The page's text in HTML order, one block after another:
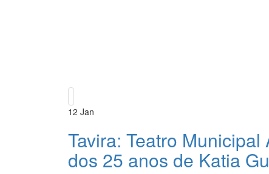
12 Jan
Tavira: Teatro
dos 25 anos de Katia